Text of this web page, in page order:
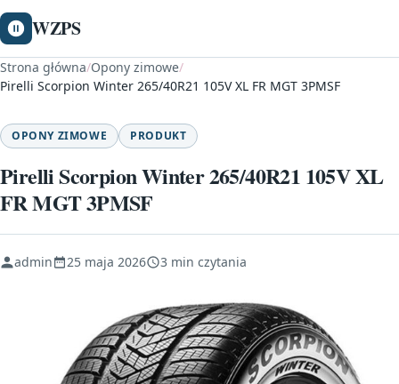
WZPS
Strona główna/Opony zimowe/
Pirelli Scorpion Winter 265/40R21 105V XL FR MGT 3PMSF
OPONY ZIMOWE PRODUKT
Pirelli Scorpion Winter 265/40R21 105V XL
FR MGT 3PMSF
admin 25 maja 2026 3 min czytania